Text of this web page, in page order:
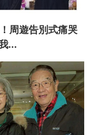
周遊告別式痛哭
...